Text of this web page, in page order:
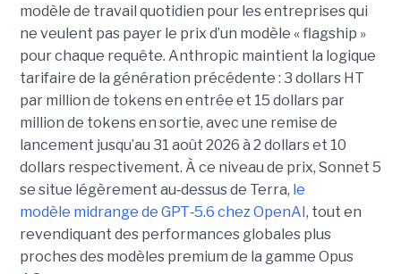
modèle de travail quotidien pour les entreprises qui
ne veulent pas payer le prix d’un modèle « flagship »
pour chaque requête. Anthropic maintient la logique
tarifaire de la génération précédente : 3 dollars HT
par million de tokens en entrée et 15 dollars par
million de tokens en sortie, avec une remise de
lancement jusqu’au 31 août 2026 à 2 dollars et 10
dollars respectivement. À ce niveau de prix, Sonnet 5
se situe légèrement au‑dessus de Terra, le
modèle midrange de GPT‑5.6 chez OpenAI, tout en
revendiquant des performances globales plus
proches des modèles premium de la gamme Opus